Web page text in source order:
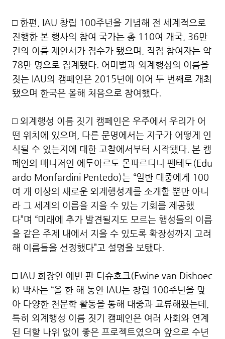
□ 한편, IAU 창립 100주년을 기념해 전 세계적으로
진행한 본 행사의 참여 국가는 총 110여 개국, 36만
건의 이름 제안서가 접수가 됐으며, 직접 참여자는 약
78만 명으로 집계됐다. 어미별과 외계행성의 이름을
짓는 IAU의 캠페인은 2015년에 이어 두 번째로 개최
됐으며 한국은 올해 처음으로 참여했다.
□ 외계행성 이름 짓기 캠페인은 우주에서 우리가 어
떤 위치에 있으며, 다른 문명에서는 지구가 어떻게 인
식될 수 있는지에 대한 고찰에서부터 시작됐다. 본 캠
페인의 매니저인 에두아르도 몬파르디니 펜테도(Edu
ardo Monfardini Pentedo)는 “일반 대중에게 100
여 개 이상의 새로운 외계행성계를 소개할 뿐만 아니
라 그 세계의 이름을 지을 수 있는 기회를 제공했
다”며 “미래에 추가 발견될지도 모르는 행성들의 이름
을 같은 주제 내에서 지을 수 있도록 확장성까지 고려
해 이름들을 선정했다”고 설명을 보탰다.
□ IAU 회장인 에빈 판 디슈호크(Ewine van Dishoec
k) 박사는 “올 한 해 동안 IAU는 창립 100주년을 맞
아 다양한 천문학 활동을 통해 대중과 교류해왔는데,
특히 외계행성 이름 짓기 캠페인은 여러 사회와 연계
된 더할 나위 없이 좋은 프로젝트였으며 앞으로 수년